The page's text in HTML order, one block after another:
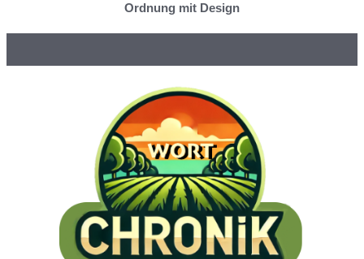
Ordnung mit Design